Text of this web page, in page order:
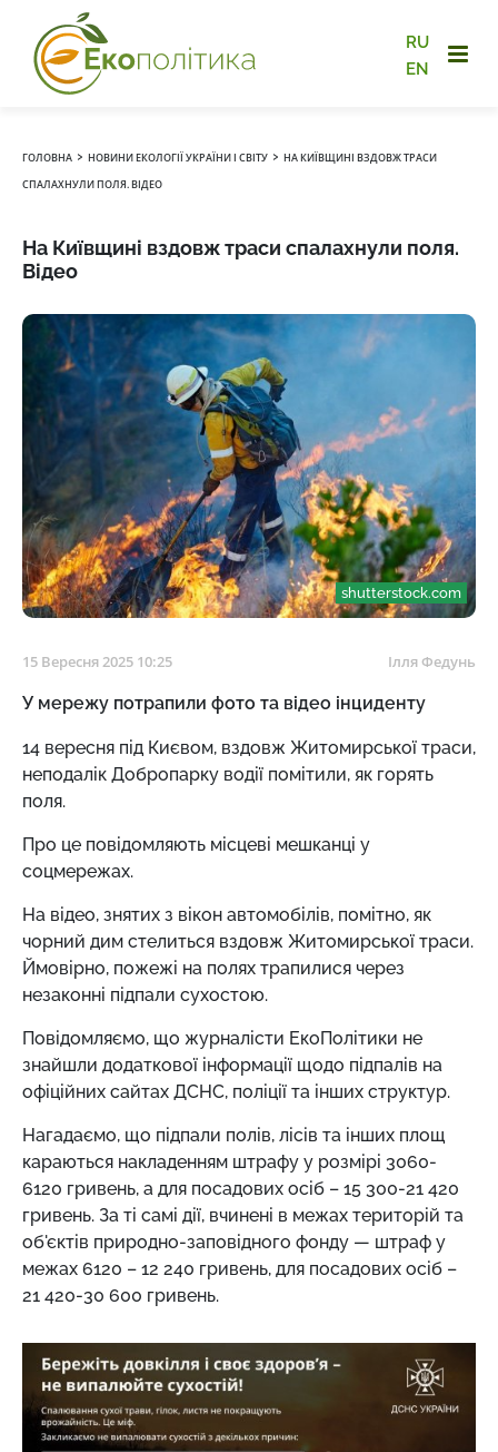
RU
EN
ГОЛОВНА › НОВИНИ ЕКОЛОГІЇ УКРАЇНИ І СВІТУ › НА КИЇВЩИНІ ВЗДОВЖ ТРАСИ
СПАЛАХНУЛИ ПОЛЯ. ВІДЕО
На Київщині вздовж траси спалахнули поля.
Відео
shutterstock.com
15 Вересня 2025 10:25 Ілля Федунь
У мережу потрапили фото та відео інциденту
14 вересня під Києвом, вздовж Житомирської траси,
неподалік Добропарку водії помітили, як горять
поля.
Про це повідомляють місцеві мешканці у
соцмережах.
На відео, знятих з вікон автомобілів, помітно, як
чорний дим стелиться вздовж Житомирської траси.
Ймовірно, пожежі на полях трапилися через
незаконні підпали сухостою.
Повідомляємо, що журналісти ЕкоПолітики не
знайшли додаткової інформації щодо підпалів на
офіційних сайтах ДСНС, поліції та інших структур.
Нагадаємо, що підпали полів, лісів та інших площ
караються накладенням штрафу у розмірі 3060-
6120 гривень, а для посадових осіб – 15 300-21 420
гривень. За ті самі дії, вчинені в межах територій та
об'єктів природно-заповідного фонду — штраф у
межах 6120 – 12 240 гривень, для посадових осіб –
21 420-30 600 гривень.